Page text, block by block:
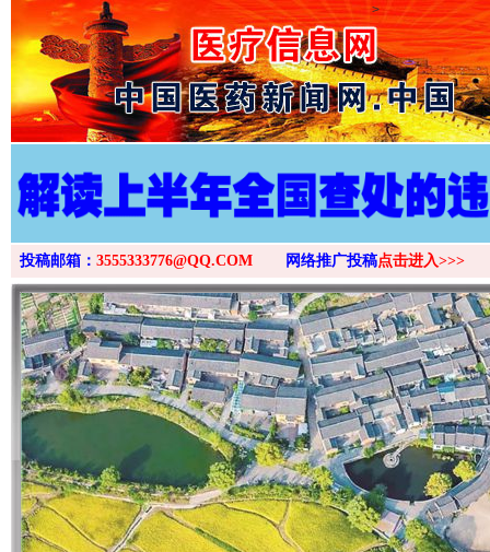
>
投稿邮箱： 3555333776@QQ.COM 网络推广投稿点击进入>>>